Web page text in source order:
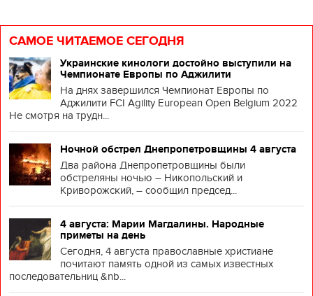
САМОЕ ЧИТАЕМОЕ СЕГОДНЯ
Украинские кинологи достойно выступили на
Чемпионате Европы по Аджилити
На днях завершился Чемпионат Европы по
Аджилити FCI Agility European Open Belgium 2022
Не смотря на трудн...
Ночной обстрел Днепропетровщины 4 августа
Два района Днепропетровщины были
обстреляны ночью – Никопольский и
Криворожский, – сообщил председ...
4 августа: Марии Магдалины. Народные
приметы на день
Сегодня, 4 августа православные христиане
почитают память одной из самых известных
последовательниц &nb...